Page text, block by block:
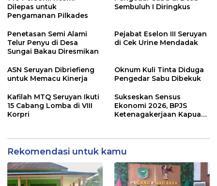
Pekerja Rentan
Dilepas untuk
Pengamanan Pilkades
Sembuluh I Diringkus
Penetasan Semi Alami
Telur Penyu di Desa
Sungai Bakau Diresmikan
Pejabat Eselon III Seruyan
di Cek Urine Mendadak
ASN Seruyan Dibriefieng
untuk Memacu Kinerja
Oknum Kuli Tinta Diduga
Pengedar Sabu Dibekuk
Kafilah MTQ Seruyan Ikuti
15 Cabang Lomba di VIII
Korpri
Sukseskan Sensus
Ekonomi 2026, BPJS
Ketenagakerjaan Kapuas
Rekomendasi untuk kamu